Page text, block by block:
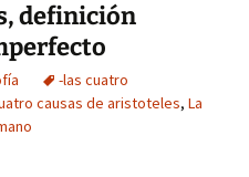
definición
-las cuatro
causas de aristoteles, La